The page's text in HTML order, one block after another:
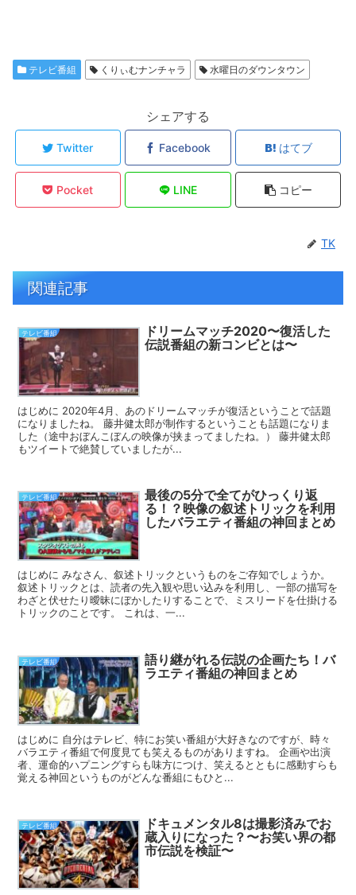
テレビ番組 くりぃむナンチャラ 水曜日のダウンタウン
シェアする
Twitter Facebook はてブ
Pocket LINE コピー
TK
関連記事
テレビ番組
ドリームマッチ2020〜復活した
伝説番組の新コンビとは〜
はじめに 2020年4月、あのドリームマッチが復活ということで話題
になりましたね。 藤井健太郎が制作するということも話題になりま
した（途中おぼんこぼんの映像が挟まってましたね。） 藤井健太郎
もツイートで絶賛していましたが...
テレビ番組
最後の5分で全てがひっくり返
る！？映像の叙述トリックを利用
したバラエティ番組の神回まとめ
はじめに みなさん、叙述トリックというものをご存知でしょうか。
叙述トリックとは、読者の先入観や思い込みを利用し、一部の描写を
わざと伏せたり曖昧にぼかしたりすることで、ミスリードを仕掛ける
トリックのことです。 これは、一...
テレビ番組
語り継がれる伝説の企画たち！バ
ラエティ番組の神回まとめ
はじめに 自分はテレビ、特にお笑い番組が大好きなのですが、時々
バラエティ番組で何度見ても笑えるものがありますね。 企画や出演
者、運命的ハプニングすらも味方につけ、笑えるとともに感動すらも
覚える神回というものがどんな番組にもひと...
テレビ番組
ドキュメンタル8は撮影済みでお
蔵入りになった？〜お笑い界の都
市伝説を検証〜